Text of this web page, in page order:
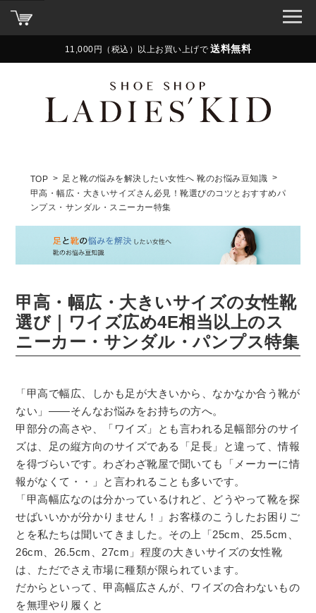
11,000円（税込）以上お買い上げで 送料無料
TOP
足と靴の悩みを解決したい女性へ 靴のお悩み豆知識
甲高・幅広・大きいサイズさん必見！靴選びのコツとおすすめパ
ンプス・サンダル・スニーカー特集
甲高・幅広・大きいサイズの女性靴
選び｜ワイズ広め4E相当以上のス
ニーカー・サンダル・パンプス特集
「甲高で幅広、しかも足が大きいから、なかなか合う靴が
ない」――そんなお悩みをお持ちの方へ。
甲部分の高さや、「ワイズ」とも言われる足幅部分のサイ
ズは、足の縦方向のサイズである「足長」と違って、情報
を得づらいです。わざわざ靴屋で聞いても「メーカーに情
報がなくて・・」と言われることも多いです。
「甲高幅広なのは分かっているけれど、どうやって靴を探
せばいいかが分かりません！」 お客様のこうしたお困りご
とを私たちは聞いてきました。その上「25cm、25.5cm、
26cm、26.5cm、27cm」程度の大きいサイズの女性靴
は、ただでさえ市場に種類が限られています。
だからといって、甲高幅広さんが、ワイズの合わないもの
を無理やり履くと